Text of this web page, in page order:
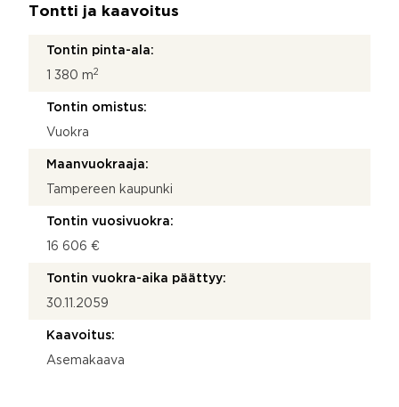
Tontti ja kaavoitus
Tontin pinta-ala:
1 380 m2
Tontin omistus:
Vuokra
Maanvuokraaja:
Tampereen kaupunki
Tontin vuosivuokra:
16 606 €
Tontin vuokra-aika päättyy:
30.11.2059
Kaavoitus:
Asemakaava